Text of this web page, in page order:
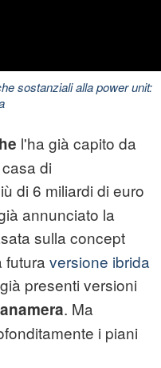
sostanziali alla power unit:
l'ha già capito da
di
di 6 miliardi di euro
annunciato la
sulla concept
futura versione ibrida
presenti versioni
. Ma
i piani